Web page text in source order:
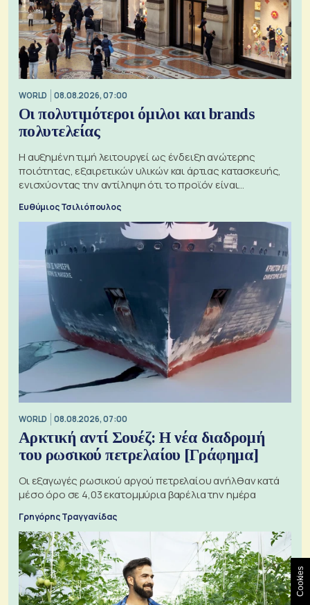
WORLD 08.08.2026, 07:00
Οι πολυτιμότεροι όμιλοι και brands
πολυτελείας
Η αυξημένη τιμή λειτουργεί ως ένδειξη ανώτερης
ποιότητας, εξαιρετικών υλικών και άρτιας κατασκευής,
ενισχύοντας την αντίληψη ότι το προϊόν είναι
Ευθύμιος Τσιλιόπουλος
WORLD 08.08.2026, 07:00
Αρκτική αντί Σουέζ: Η νέα διαδρομή
του ρωσικού πετρελαίου [Γράφημα]
Οι εξαγωγές ρωσικού αργού πετρελαίου ανήλθαν κατά
μέσο όρο σε 4,03 εκατομμύρια βαρέλια την ημέρα
Γρηγόρης Τραγγανίδας
Cookies